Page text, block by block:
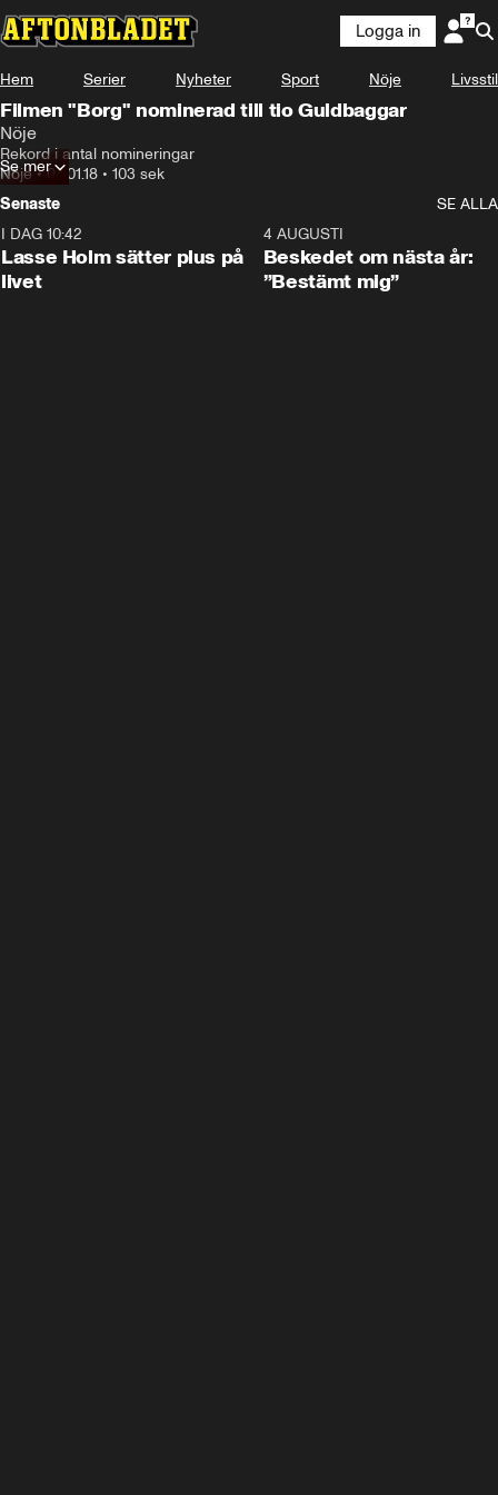
Logga in
Hem Serier Nyheter Sport Nöje Livsstil
Filmen "Borg" nominerad till tio Guldbaggar
Nöje
Rekord i antal nomineringar
Nöje•04.01.18 • 103 sek
Se mer
Senaste
SE ALLA
I DAG 10:42
Lasse Holm sätter plus på
livet
4 AUGUSTI
Beskedet om nästa år:
”Bestämt mig”